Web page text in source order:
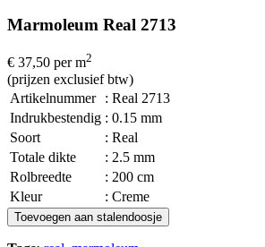
Marmoleum Real 2713
€ 37,50 per m2
(prijzen exclusief btw)
Artikelnummer
: Real 2713
Indrukbestendig : 0.15 mm
Soort
: Real
Totale dikte
: 2.5 mm
Rolbreedte
: 200 cm
Kleur
: Creme
Toevoegen aan stalendoosje